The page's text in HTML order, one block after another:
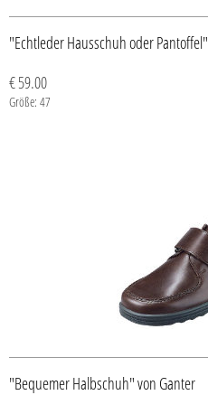
"Echtleder Hausschuh oder Pantoffel"
€ 59.00
Größe: 47
"Bequemer Halbschuh" von Ganter